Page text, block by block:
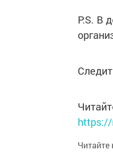
P.S. В
Читайте